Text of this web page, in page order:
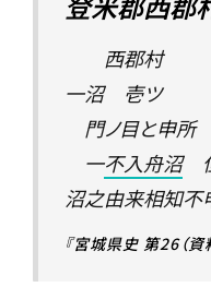
西郡村
一沼 壱ツ
門ノ目と申所
一不入舟沼但
沼之由来相知不
『宮城県史 第26（資